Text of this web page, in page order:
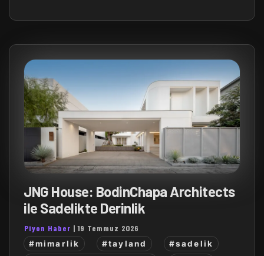
JNG House: BodinChapa Architects
ile Sadelikte Derinlik
Piyon Haber |19 Temmuz 2026
#mimarlik #tayland
#sadelik